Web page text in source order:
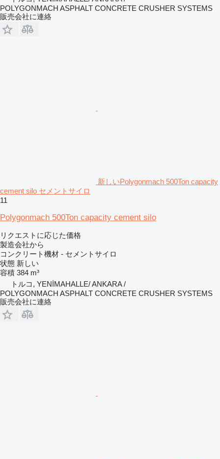
POLYGONMACH ASPHALT CONCRETE CRUSHER SYSTEMS
販売会社に連絡
新しいPolygonmach 500Ton capacity
cement silo セメントサイロ
11
Polygonmach 500Ton capacity cement silo
リクエストに応じた価格
製造会社から
コンクリート機材 - セメントサイロ
状態 新しい
容積 384 m³
トルコ, YENİMAHALLE/ ANKARA /
POLYGONMACH ASPHALT CONCRETE CRUSHER SYSTEMS
販売会社に連絡